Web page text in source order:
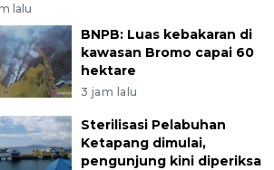
lalu
BNPB: Luas kebakaran di
kawasan Bromo capai 60
hektare
3 jam lalu
Sterilisasi Pelabuhan
Ketapang dimulai,
pengunjung kini diperiksa